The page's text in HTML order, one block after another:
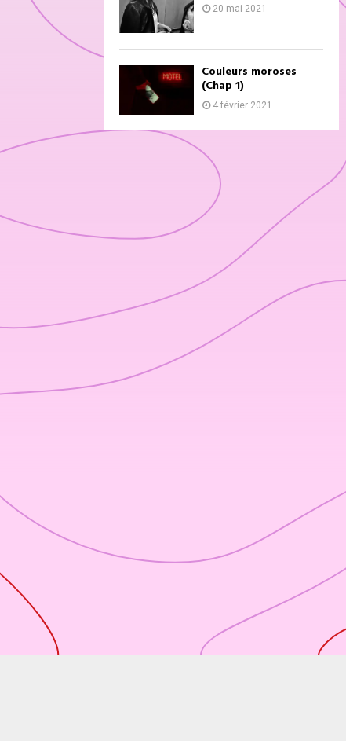
20 mai 2021
Couleurs moroses
(Chap 1)
4 février 2021